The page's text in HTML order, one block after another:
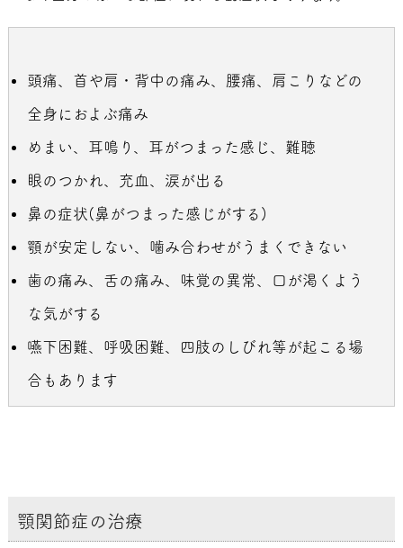
頭痛、首や肩・背中の痛み、腰痛、肩こりなどの
全身におよぶ痛み
めまい、耳鳴り、耳がつまった感じ、難聴
眼のつかれ、充血、涙が出る
鼻の症状(鼻がつまった感じがする)
顎が安定しない、噛み合わせがうまくできない
歯の痛み、舌の痛み、味覚の異常、口が渇くよう
な気がする
嚥下困難、呼吸困難、四肢のしびれ等が起こる場
合もあります
顎関節症の治療